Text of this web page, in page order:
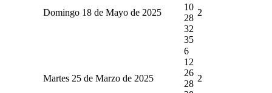
Domingo 18 de Mayo de 2025
10
28
32
35
2
Martes 25 de Marzo de 2025
6
12
26
28
2